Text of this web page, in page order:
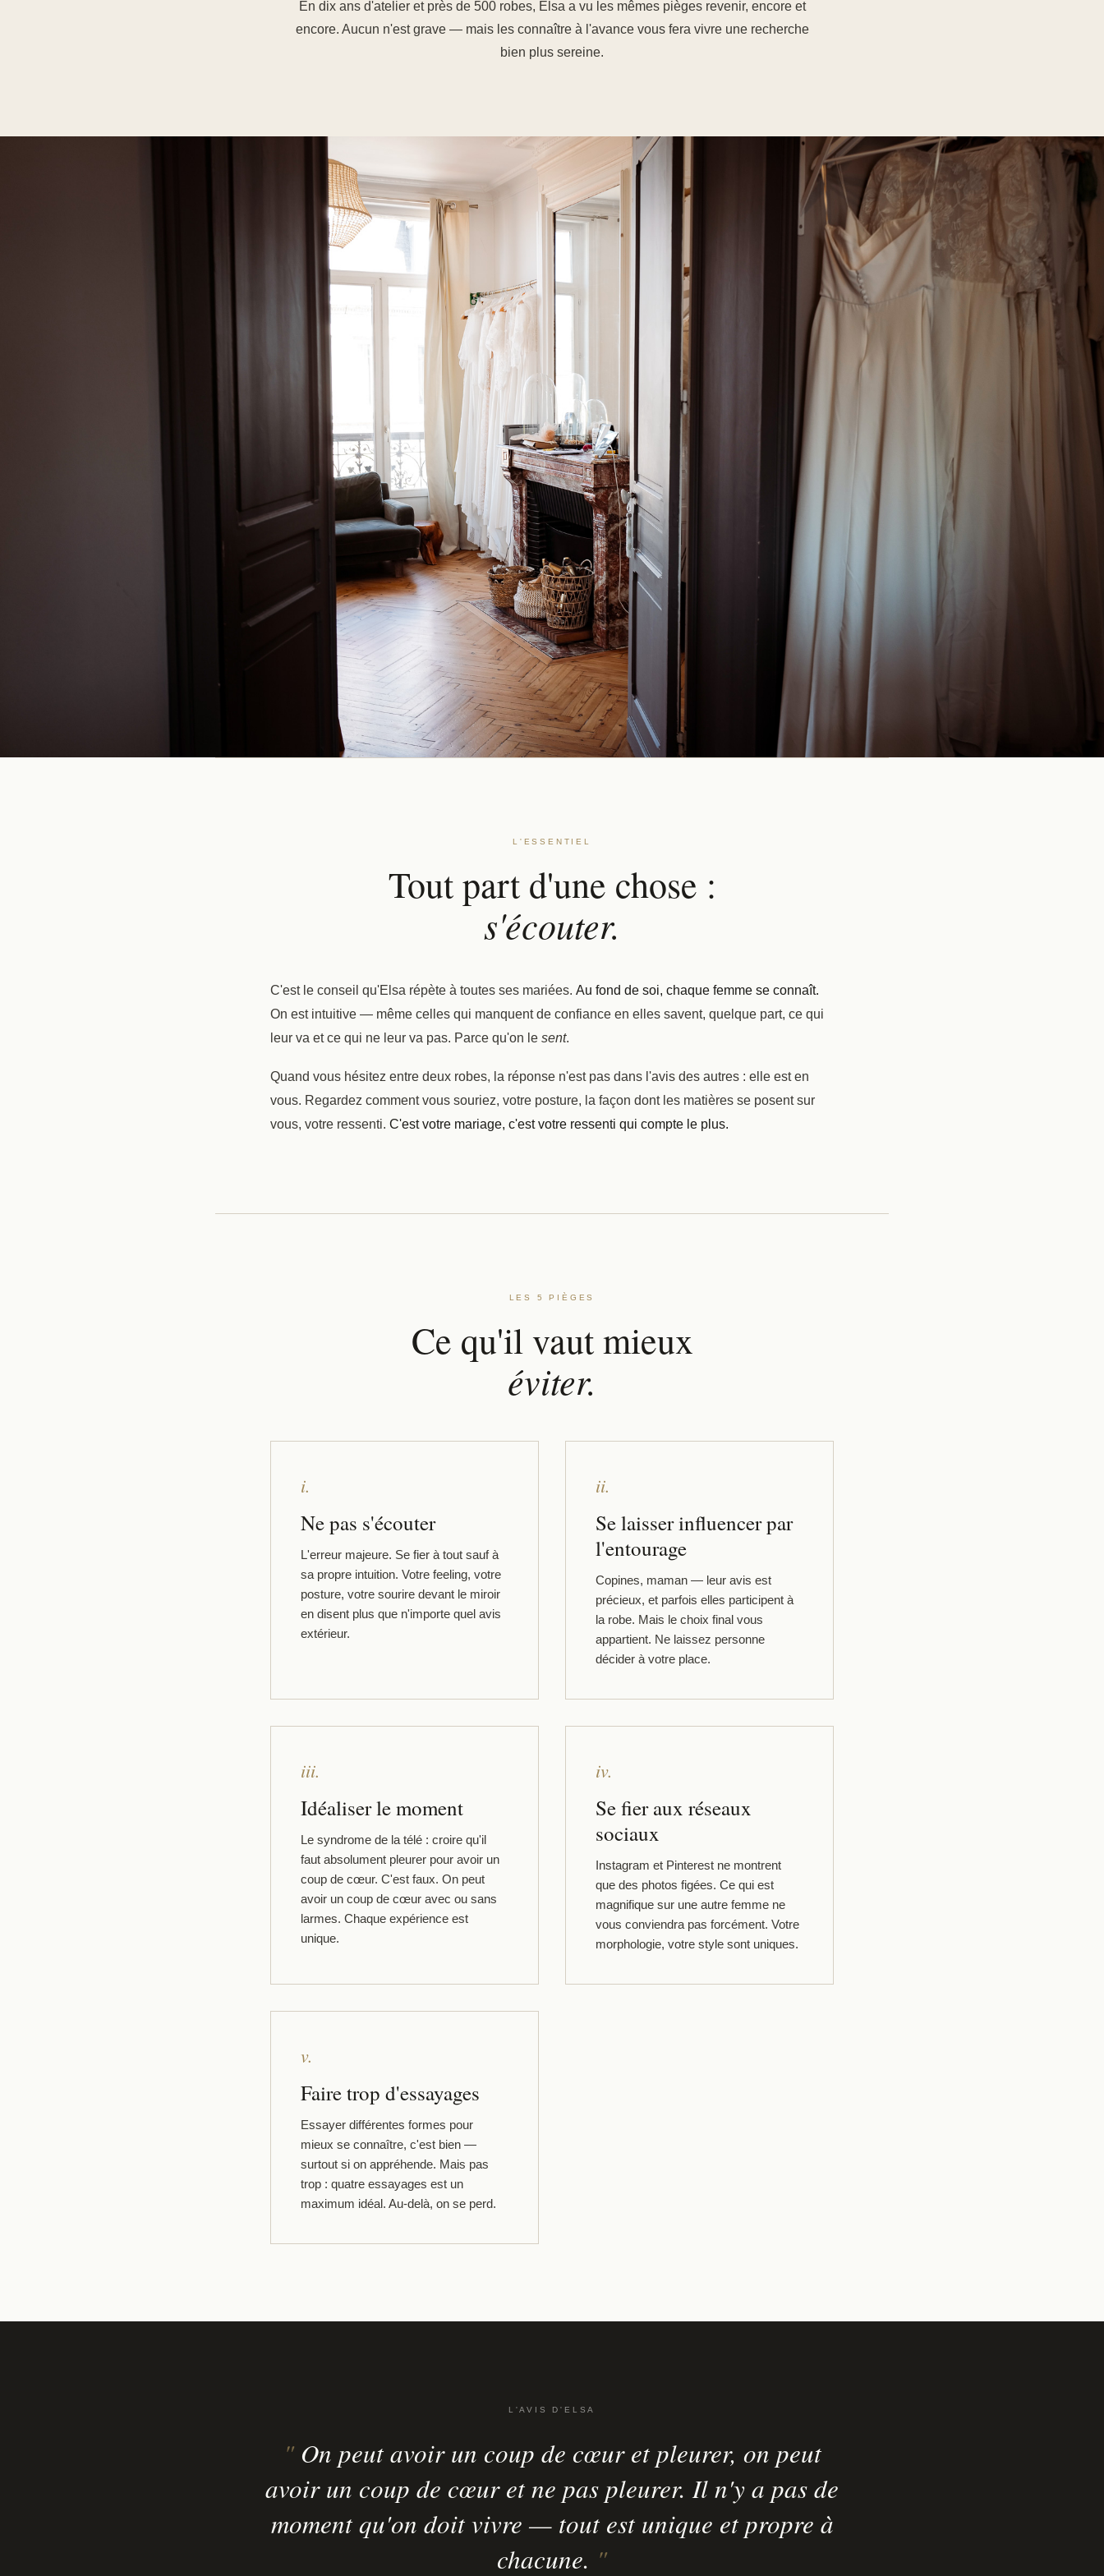
En dix ans d'atelier et près de 500 robes, Elsa a vu les mêmes pièges revenir, encore et
encore. Aucun n'est grave — mais les connaître à l'avance vous fera vivre une recherche
bien plus sereine.
L'ESSENTIEL
Tout part d'une chose :
s'écouter.
C'est le conseil qu'Elsa répète à toutes ses mariées.Au fond de soi, chaque femme se connaît.
On est intuitive — même celles qui manquent de confiance en elles savent, quelque part, ce qui
leur va et ce qui ne leur va pas. Parce qu'on lesent.
Quand vous hésitez entre deux robes, la réponse n'est pas dans l'avis des autres : elle est en
vous. Regardez comment vous souriez, votre posture, la façon dont les matières se posent sur
vous, votre ressenti.C'est votre mariage, c'est votre ressenti qui compte le plus.
LES 5 PIÈGES
Ce qu'il vaut mieux
éviter.
i.
Ne pas s'écouter
L'erreur majeure. Se fier à tout sauf à
sa propre intuition. Votre feeling, votre
posture, votre sourire devant le miroir
en disent plus que n'importe quel avis
extérieur.
ii.
Se laisser influencer par
l'entourage
Copines, maman — leur avis est
précieux, et parfois elles participent à
la robe. Mais le choix final vous
appartient. Ne laissez personne
décider à votre place.
iii.
Idéaliser le moment
Le syndrome de la télé : croire qu'il
faut absolument pleurer pour avoir un
coup de cœur. C'est faux. On peut
avoir un coup de cœur avec ou sans
larmes. Chaque expérience est
unique.
iv.
Se fier aux réseaux
sociaux
Instagram et Pinterest ne montrent
que des photos figées. Ce qui est
magnifique sur une autre femme ne
vous conviendra pas forcément. Votre
morphologie, votre style sont uniques.
v.
Faire trop d'essayages
Essayer différentes formes pour
mieux se connaître, c'est bien —
surtout si on appréhende. Mais pas
trop : quatre essayages est un
maximum idéal. Au-delà, on se perd.
L'AVIS D'ELSA
On peut avoir un coup de cœur et pleurer, on peut
avoir un coup de cœur et ne pas pleurer. Il n'y a pas de
moment qu'on doit vivre — tout est unique et propre à
chacune.